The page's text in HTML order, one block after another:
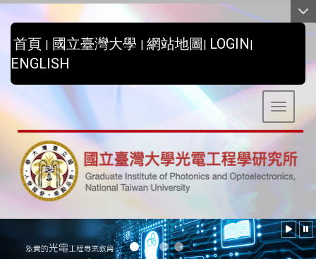
首頁 | 國立臺灣大學 | 網站地圖| LOGIN|
ENGLISH
Toggle